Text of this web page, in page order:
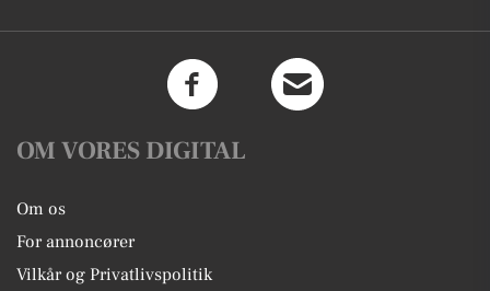
OM VORES DIGITAL
Om os
For annoncører
Vilkår og Privatlivspolitik